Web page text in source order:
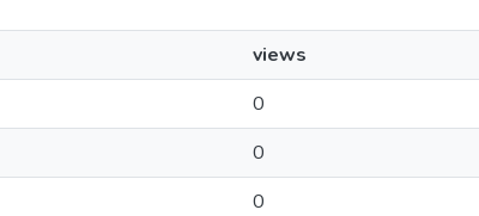
views
0
0
0